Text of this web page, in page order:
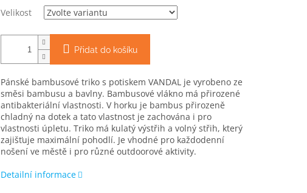
Velikost
Přidat do košíku
Pánské bambusové triko s potiskem VANDAL je vyrobeno ze
směsi bambusu a bavlny. Bambusové vlákno má přirozené
antibakteriální vlastnosti. V horku je bambus přirozeně
chladný na dotek a tato vlastnost je zachována i pro
vlastnosti úpletu. Triko má kulatý výstřih a volný střih, který
zajišťuje maximální pohodlí. Je vhodné pro každodenní
nošení ve městě i pro různé outdoorové aktivity.
Detailní informace